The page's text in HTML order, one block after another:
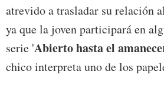
atrevido a trasladar su relación
ya que la joven participará en
serie 'Abierto hasta el
chico interpreta uno de los